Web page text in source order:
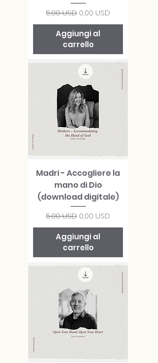
Prezzo regolare
5,00 USD Prezzo scontato
0,00 USD
Aggiungi al
carrello
Madri - Accogliere la
mano di Dio
(download digitale)
Prezzo regolare
5,00 USD Prezzo scontato
0,00 USD
Aggiungi al
carrello